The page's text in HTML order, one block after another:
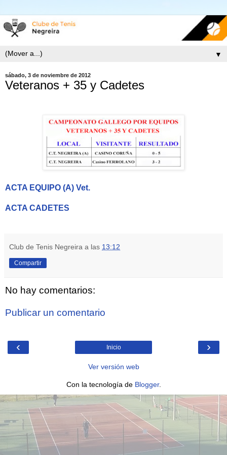
▼
sábado, 3 de noviembre de 2012
Veteranos + 35 y Cadetes
ACTA EQUIPO (A) Vet.
ACTA CADETES
Club de Tenis Negreira a las 13:12
Compartir
No hay comentarios:
Publicar un comentario
‹ ›
Inicio
Ver versión web
Con la tecnología de Blogger.